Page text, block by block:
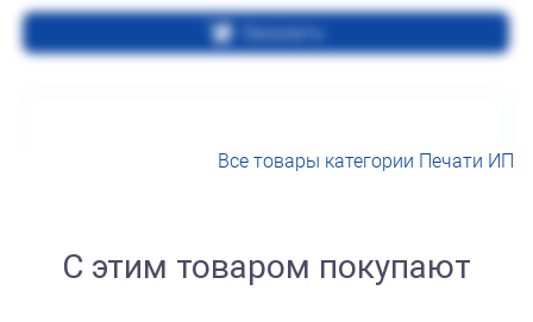
Заказать
Все товары категории Печати ИП
С этим товаром покупают